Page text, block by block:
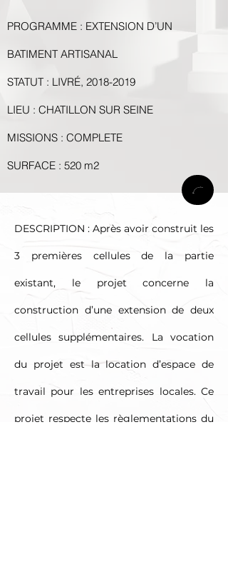
PROGRAMME : EXTENSION D’UN
BATIMENT ARTISANAL
STATUT : LIVRÉ, 2018-2019
LIEU : CHATILLON SUR SEINE
MISSIONS : COMPLETE
SURFACE : 520 m2
DESCRIPTION : Après avoir construit les
3 premières cellules de la partie
existant, le projet concerne la
construction d’une extension de deux
cellules supplémentaires. La vocation
du projet est la location d’espace de
travail pour les entreprises locales. Ce
projet respecte les règlementations du